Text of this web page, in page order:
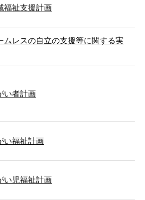
福祉支援計画
ムレスの自立の支援等に関する実
い者計画
い福祉計画
い児福祉計画